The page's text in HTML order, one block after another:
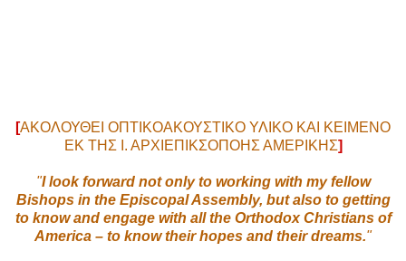
[ΑΚΟΛΟΥΘΕΙ ΟΠΤΙΚΟΑΚΟΥΣΤΙΚΟ ΥΛΙΚΟ ΚΑΙ ΚΕΙΜΕΝΟ
ΕΚ ΤΗΣ Ι. ΑΡΧΙΕΠΙΚΣΟΠΟΗΣ ΑΜΕΡΙΚΗΣ]
"I look forward not only to working with my fellow
Bishops in the Episcopal Assembly, but also to getting
to know and engage with all the Orthodox Christians of
America – to know their hopes and their dreams."